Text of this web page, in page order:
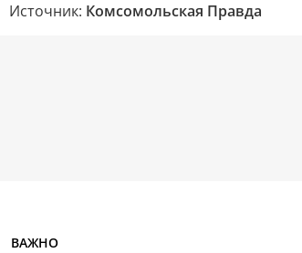
Источник: Комсомольская Правда
ВАЖНО